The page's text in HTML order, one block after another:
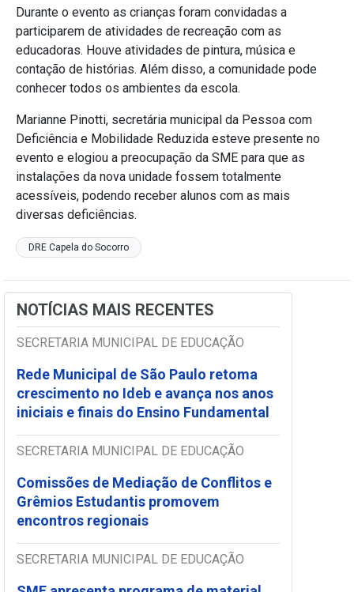
Durante o evento as crianças foram convidadas a
participarem de atividades de recreação com as
educadoras. Houve atividades de pintura, música e
contação de histórias. Além disso, a comunidade pode
conhecer todos os ambientes da escola.
Marianne Pinotti, secretária municipal da Pessoa com
Deficiência e Mobilidade Reduzida esteve presente no
evento e elogiou a preocupação da SME para que as
instalações da nova unidade fossem totalmente
acessíveis, podendo receber alunos com as mais
diversas deficiências.
DRE Capela do Socorro
NOTÍCIAS MAIS RECENTES
SECRETARIA MUNICIPAL DE EDUCAÇÃO
Rede Municipal de São Paulo retoma
crescimento no Ideb e avança nos anos
iniciais e finais do Ensino Fundamental
SECRETARIA MUNICIPAL DE EDUCAÇÃO
Comissões de Mediação de Conflitos e
Grêmios Estudantis promovem
encontros regionais
SECRETARIA MUNICIPAL DE EDUCAÇÃO